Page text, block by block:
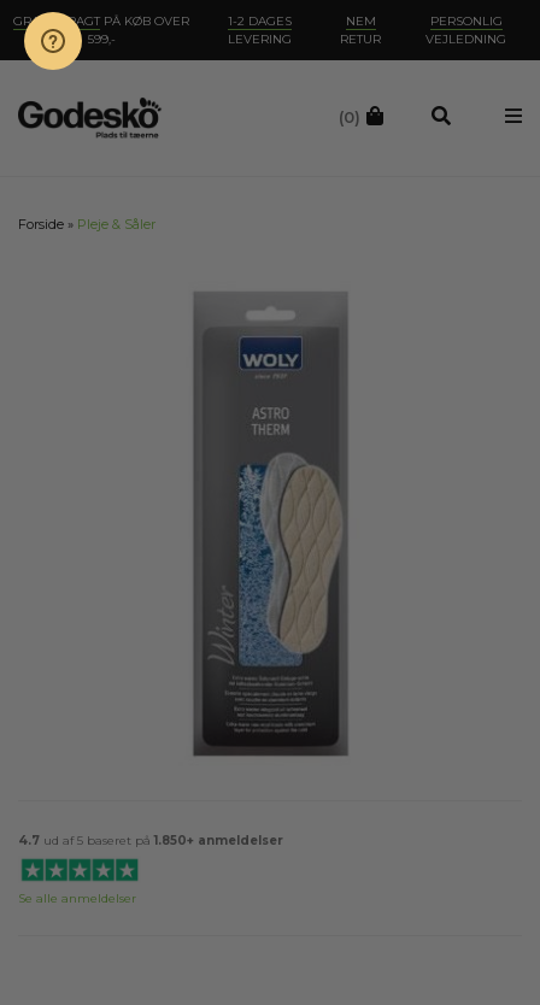
GRATIS FRAGT PÅ KØB OVER
599,-
1-2 DAGES
LEVERING
NEM
RETUR
PERSONLIG
VEJLEDNING
(0)
Forside » Pleje & Såler
4.7 ud af 5 baseret på1.850+ anmeldelser
Se alle anmeldelser